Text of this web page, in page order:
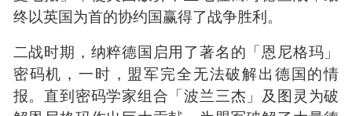
战中。由于无线电和摩尔斯电码的问世，密码学
也迎来了空前的繁荣。数学开始深刻地参与到密
码学，也逐渐发展出了现代密码学。
「加密」与「破译」成为信息保密传输与情报获